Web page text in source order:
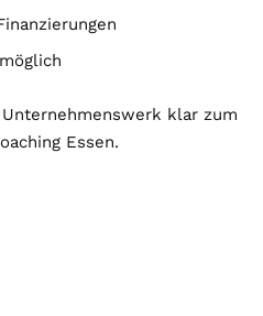
klar zum
Essen.